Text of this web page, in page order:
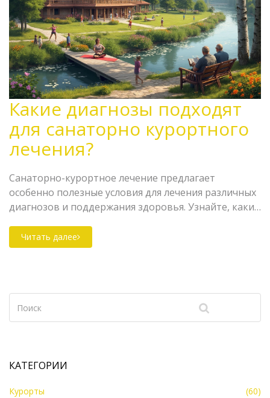
Какие диагнозы подходят
для санаторно курортного
лечения?
Санаторно-курортное лечение предлагает
особенно полезные условия для лечения различных
диагнозов и поддержания здоровья. Узнайте, какие
условия создания обстановки там приносят
наибольшую пользу. Статья включает в себя советы
Рассматривайте санаторное лечение как часть
комплексного подхода к оздоровлению.
Читать далее
КАТЕГОРИИ
Курорты (60)